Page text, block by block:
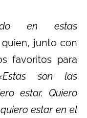
en estas
junto con
favoritos para
son las
estar. Quiero
estar en el